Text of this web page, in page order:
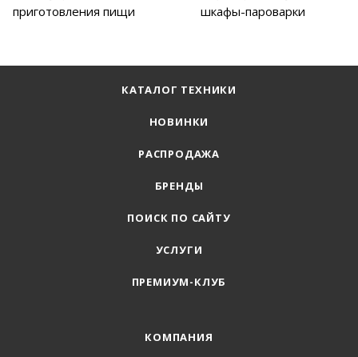
приготовления пищи
шкафы-пароварки
КАТАЛОГ ТЕХНИКИ
НОВИНКИ
РАСПРОДАЖА
БРЕНДЫ
ПОИСК ПО САЙТУ
УСЛУГИ
ПРЕМИУМ-КЛУБ
КОМПАНИЯ